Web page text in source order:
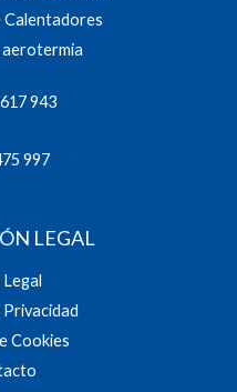
Calentadores
943
997
LEGAL
Cookies